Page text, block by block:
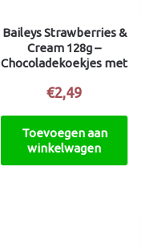
Baileys Strawberries &
Cream 128g –
Chocoladekoekjes met
€2,49
Toevoegen aan
winkelwagen